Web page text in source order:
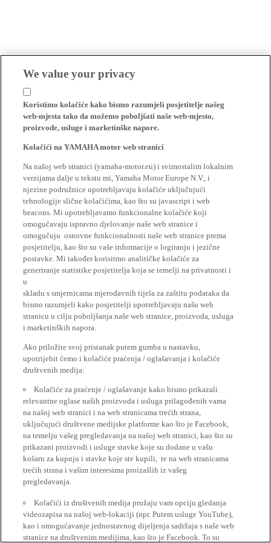
We value your privacy
Koristimo kolačiće kako bismo razumjeli posjetitelje našeg
web-mjesta tako da možemo poboljšati naše web-mjesto,
proizvode, usluge i marketinške napore.
Kolačići na YAMAHA motor web stranici
Na našoj web stranici (yamaha-motor.eu) i svimostalim lokalnim
verzijama dalje u tekstu mi, Yamaha Motor Europe N.V., i
njezine podružnice upotrebljavaju kolačiće uključujući
tehnologije slične kolačićima, kao što su javascript i web
beacons. Mi upotrebljavamo funkcionalne kolačiće koji
omogučavaju ispravno djelovanje naše web stranice i
omogučuju osnovne funkcionalnosti naše web stranice prema
posjetitelju, kao što su vaše informacije o logiranju i jezične
postavke. Mi također korisitmo analitičke kolačiće za
generiranje statistike posjetitelja koja se temelji na privatnosti i
u
skladu s smjernicama mjerodavnih tijela za zaštitu podataka da
bismo razumjeli kako posjetitelji upotrebljavaju našu web
stranicu u cilju poboljšanja naše web stranice, proizvoda, usluga
i marketinških napora.
Ako priložite svoj pristanak putem gumba u nastavku,
upotrijebit ćemo i kolačiće praćenja / oglašavanja i kolačiće
društvenih medija:
Kolačiće za praćenje / oglašavanje kako bismo prikazali
relevantne oglase naših proizvoda i usluga prilagođenih vama
na našoj web stranici i na web stranicama trećih strana,
uključujući društvene medijske platforme kao što je Facebook,
na temelju vašeg pregledavanja na našoj web stranici, kao što su
prikazani proizvodi i usluge stavke koje su dodane u vašu
košaru za kupnju i stavke koje ste kupili, te na web stranicama
trećih strana i vašim interesima proizašlih iz vašeg
pregledavanja.
Kolačići iz društvenih medija pružaju vam opciju gledanja
videozapisa na našoj web-lokaciji (npr. Putem usluge YouTube),
kao i omogućavanje jednostavnog dijeljenja sadržaja s naše web
stranice na društvenim medijima, kao što je Facebook. To su